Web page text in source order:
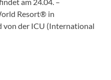
Resort® in
der ICU (International